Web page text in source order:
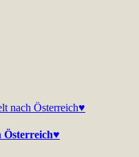
Österreich♥